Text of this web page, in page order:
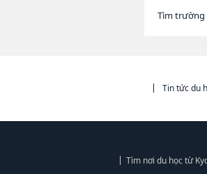
Tìm trường
Tin tức du
Tìm nơi du học từ